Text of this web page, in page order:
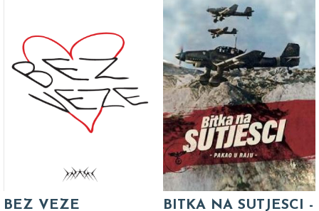
BEZ VEZE BITKA NA SUTJESCI -